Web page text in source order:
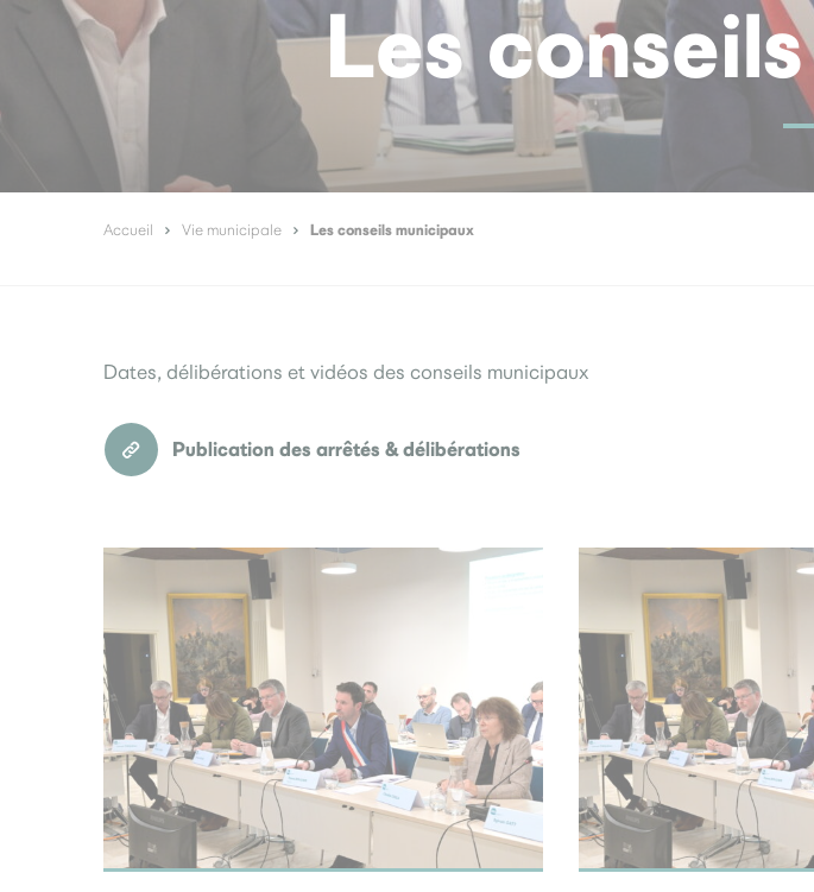
Les
Accueil Vie municipale Les conseils municipaux
Dates, délibérations et vidéos des conseils municipaux
Publication des arrêtés & délibérations